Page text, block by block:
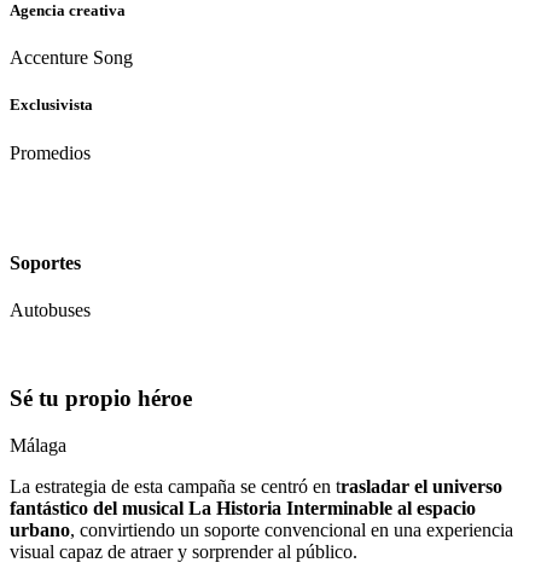
Agencia creativa
Accenture Song
Exclusivista
Promedios
Soportes
Autobuses
Sé tu propio héroe
Málaga
La estrategia de esta campaña se centró en trasladar el universo
fantástico del musical La Historia Interminable al espacio
urbano, convirtiendo un soporte convencional en una experiencia
visual capaz de atraer y sorprender al público.